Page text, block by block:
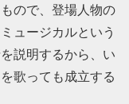
ので、登場人物の
ュージカルという
説明するから、い
歌っても成立する